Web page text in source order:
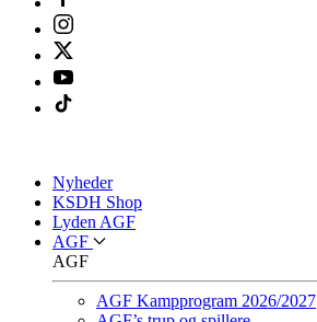
Nyheder
KSDH Shop
Lyden AGF
AGF
AGF
AGF Kampprogram 2026/2027